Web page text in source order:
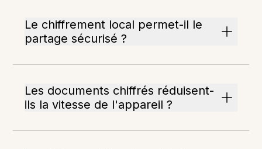
Le chiffrement local permet-il le
partage sécurisé ?
Les documents chiffrés réduisent-
ils la vitesse de l'appareil ?